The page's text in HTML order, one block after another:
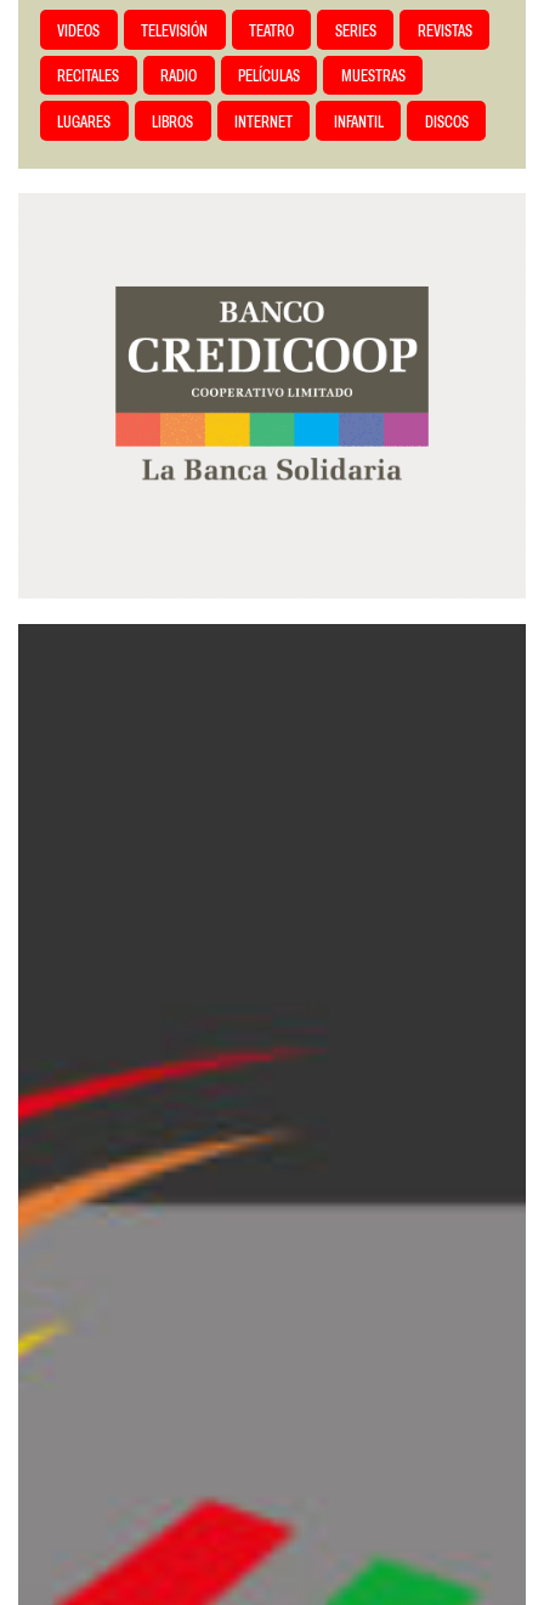
VIDEOS TELEVISIÓN TEATRO SERIES REVISTAS
RECITALES RADIO PELÍCULAS MUESTRAS
LUGARES LIBROS INTERNET INFANTIL DISCOS